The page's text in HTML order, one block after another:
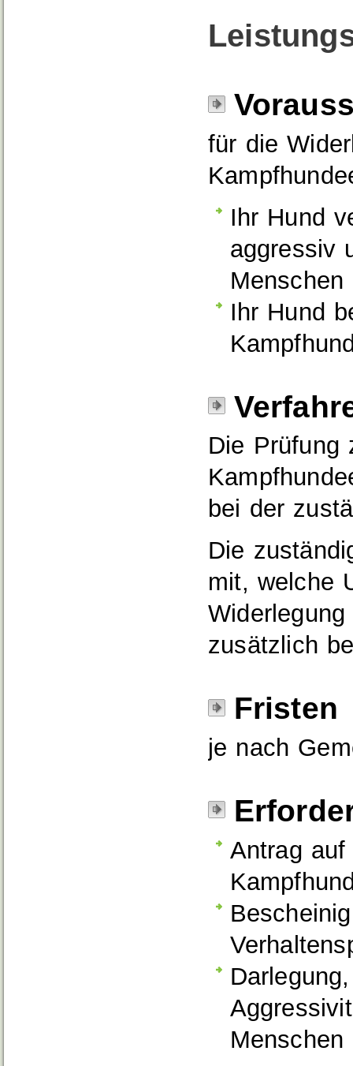
für die
Ihr Hund
aggressiv
Menschen
Ihr Hund
Die Prüfung
bei der
Die
mit, welche
zusätzlich
Fristen
je nach
Antrag auf